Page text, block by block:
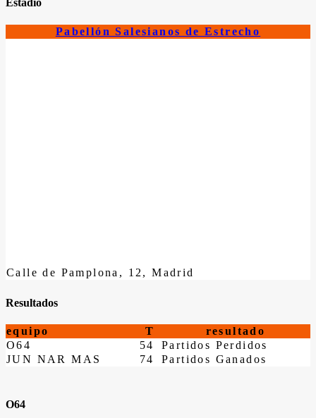
Estadio
Pabellón Salesianos de Estrecho
Calle de Pamplona, 12, Madrid
Resultados
equipo T
resultado
O64
54
Partidos Perdidos
JUN NAR MAS
74 Partidos Ganados
O64